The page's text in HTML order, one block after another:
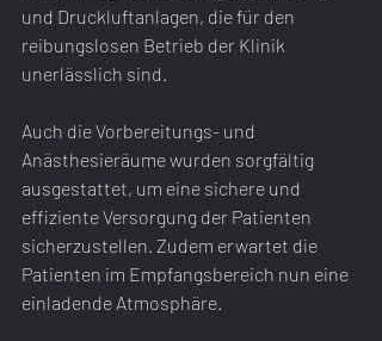
und Druckluftanlagen, die für den
reibungslosen Betrieb der Klinik
unerlässlich sind.
Auch die Vorbereitungs- und
Anästhesieräume wurden sorgfältig
ausgestattet, um eine sichere und
effiziente Versorgung der Patienten
sicherzustellen. Zudem erwartet die
Patienten im Empfangsbereich nun eine
einladende Atmosphäre.